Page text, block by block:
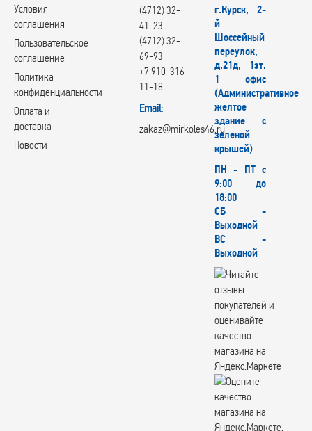
Steger
SUNRISE GROUP
TGRACING
Trebl
Venti
Vianor
VISSOL
X-Race
XinFA
Условия
соглашения
Пользовательское
соглашение
Политика
конфиденциальности
Оплата и
доставка
Новости
(4712) 32-
41-23
(4712) 32-
69-93
+7 910-316-
11-18
Email:
zakaz@mirkoles46.ru
г.Курск, 2-
й
Шоссейный
переулок,
д.21д, 1эт.
1 офис
(Административное
желтое
здание с
зеленой
крышей)
ПН - ПТ с
9:00 до
18:00
СБ -
Выходной
ВС -
Выходной